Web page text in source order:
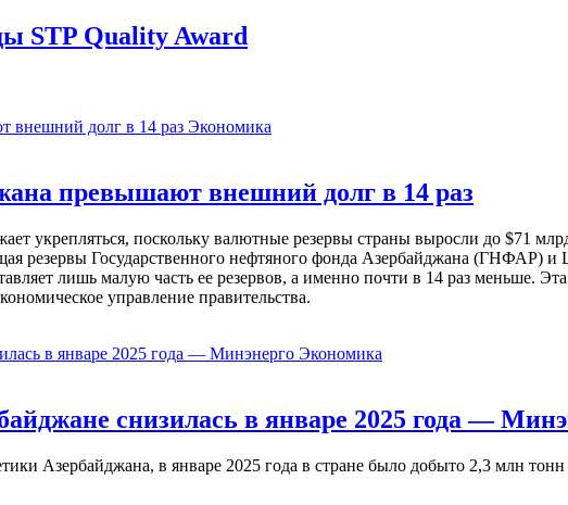
STP Quality Award
Экономика
превышают внешний долг в 14 раз
укрепляться, поскольку валютные резервы страны выросли до $71
резервы Государственного нефтяного фонда Азербайджана (ГНФАР) и
лишь малую часть ее резервов, а именно почти в 14 раз меньше.
управление правительства.
Экономика
снизилась в январе 2025 года —
Азербайджана, в январе 2025 года в стране было добыто 2,3 млн